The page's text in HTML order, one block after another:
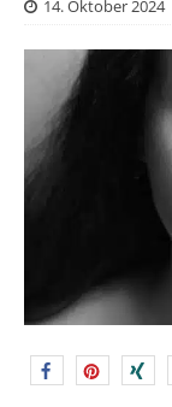
14. Oktober 2024